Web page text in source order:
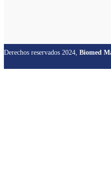
Derechos reservados 2024, Biomed